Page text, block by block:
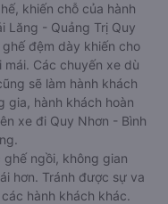
khiến chỗ của hành
Lăng - Quảng Trị Quy
đệm dày khiến cho
Các chuyến xe dù
sẽ làm hành khách
gia, hành khách hoàn
xe đi Quy Nhơn - Bình
ngồi, không gian
hơn. Tránh được sự va
hành khách khác.